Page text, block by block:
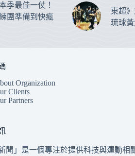
季最佳一仗！
團準備到快瘋
東超
琉球
Organization
Clients
Partners
聞」是一個專注於提供科技與運動相